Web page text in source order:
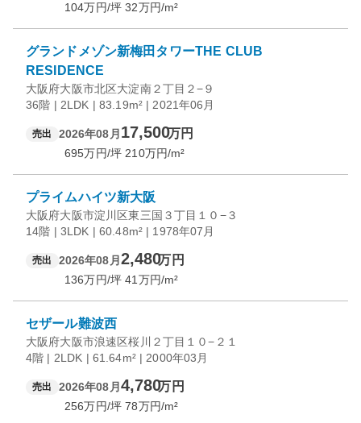
104万円/坪 32万円/m²
グランドメゾン新梅田タワーTHE CLUB
RESIDENCE
大阪府大阪市北区大淀南２丁目２−９
36階 | 2LDK | 83.19m² | 2021年06月
売出 2026年08月 17,500万円
695万円/坪 210万円/m²
プライムハイツ新大阪
大阪府大阪市淀川区東三国３丁目１０−３
14階 | 3LDK | 60.48m² | 1978年07月
売出 2026年08月 2,480万円
136万円/坪 41 万円/m²
セザール難波西
大阪府大阪市浪速区桜川２丁目１０−２１
4階 | 2LDK | 61.64m² | 2000年03月
売出 2026年08月 4,780万円
256万円/坪 78万円/m²